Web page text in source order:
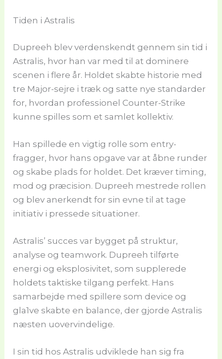
Tiden i Astralis
Dupreeh blev verdenskendt gennem sin tid i
Astralis, hvor han var med til at dominere
scenen i flere år. Holdet skabte historie med
tre Major-sejre i træk og satte nye standarder
for, hvordan professionel Counter-Strike
kunne spilles som et samlet kollektiv.
Han spillede en vigtig rolle som entry-
fragger, hvor hans opgave var at åbne runder
og skabe plads for holdet. Det kræver timing,
mod og præcision. Dupreeh mestrede rollen
og blev anerkendt for sin evne til at tage
initiativ i pressede situationer.
Astralis’ succes var bygget på struktur,
analyse og teamwork. Dupreeh tilførte
energi og eksplosivitet, som supplerede
holdets taktiske tilgang perfekt. Hans
samarbejde med spillere som device og
gla1ve skabte en balance, der gjorde Astralis
næsten uovervindelige.
I sin tid hos Astralis udviklede han sig fra